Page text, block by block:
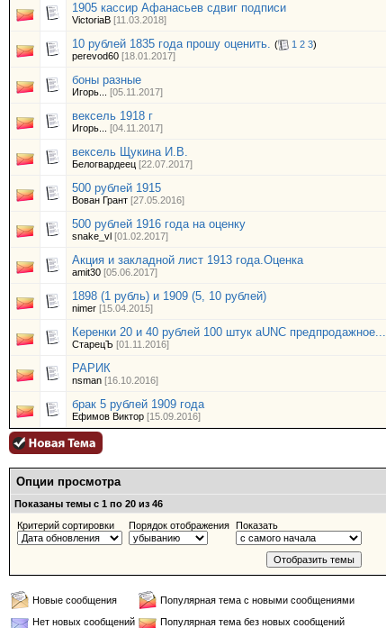
1905 кассир Афанасьев сдвиг подписи
VictoriaB [11.03.2018]
10 рублей 1835 года прошу оценить. ( 1 2 3)
perevod60 [18.01.2017]
боны разные
Игорь... [05.11.2017]
вексель 1918 г
Игорь... [04.11.2017]
вексель Щукина И.В.
Белогвардеец [22.07.2017]
500 рублей 1915
Вован Грант [27.05.2016]
500 рублей 1916 года на оценку
snake_vl [01.02.2017]
Акция и закладной лист 1913 года.Оценка
amit30 [05.06.2017]
1898 (1 рубль) и 1909 (5, 10 рублей)
nimer [15.04.2015]
Керенки 20 и 40 рублей 100 штук aUNC предпродажное...
СтарецЪ [01.11.2016]
РАРИК
nsman [16.10.2016]
брак 5 рублей 1909 года
Ефимов Виктор [15.09.2016]
Опции просмотра
Показаны темы с 1 по 20 из 46
Критерий сортировки
Порядок отображения Показать
Новые сообщения
Популярная тема с новыми сообщениями
Нет новых сообщений
Популярная тема без новых сообщений